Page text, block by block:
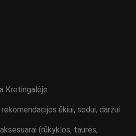
Kretingalėje
ūkiui, sodui, daržui
(rūkyklos, taurės,